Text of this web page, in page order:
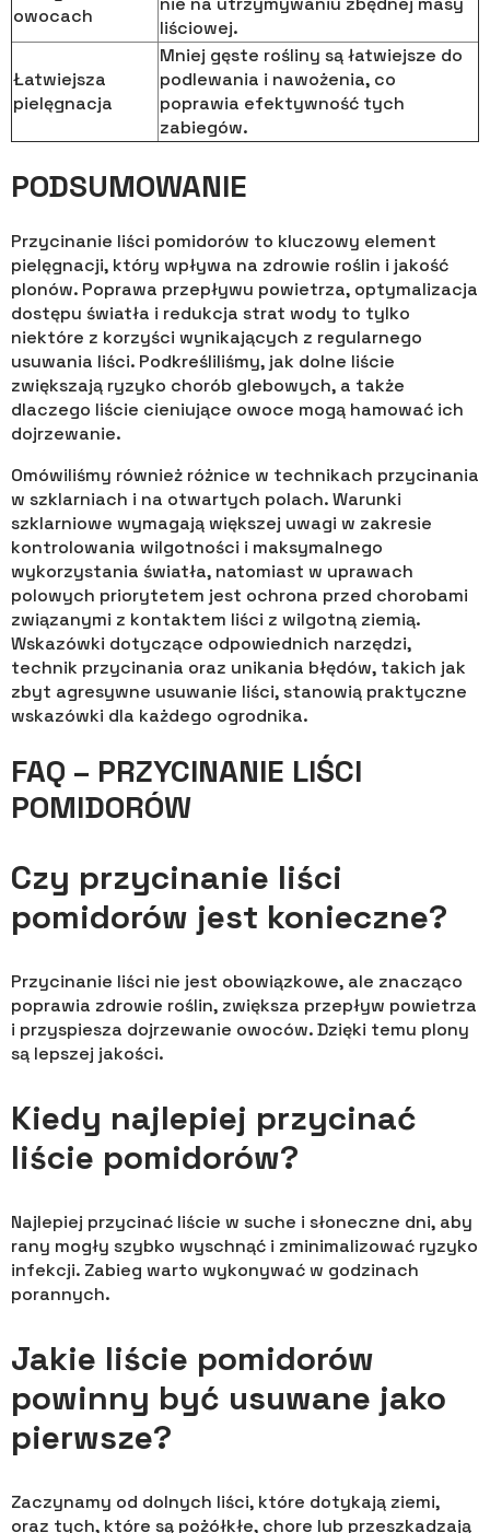
owocach
liściowej.
Łatwiejsza
pielęgnacja
Mniej gęste rośliny są łatwiejsze do
podlewania i nawożenia, co
poprawia efektywność tych
zabiegów.
PODSUMOWANIE
Przycinanie liści pomidorów to kluczowy element
pielęgnacji, który wpływa na zdrowie roślin i jakość
plonów. Poprawa przepływu powietrza, optymalizacja
dostępu światła i redukcja strat wody to tylko
niektóre z korzyści wynikających z regularnego
usuwania liści. Podkreśliliśmy, jak dolne liście
zwiększają ryzyko chorób glebowych, a także
dlaczego liście cieniujące owoce mogą hamować ich
dojrzewanie.
Omówiliśmy również różnice w technikach przycinania
w szklarniach i na otwartych polach. Warunki
szklarniowe wymagają większej uwagi w zakresie
kontrolowania wilgotności i maksymalnego
wykorzystania światła, natomiast w uprawach
polowych priorytetem jest ochrona przed chorobami
związanymi z kontaktem liści z wilgotną ziemią.
Wskazówki dotyczące odpowiednich narzędzi,
technik przycinania oraz unikania błędów, takich jak
zbyt agresywne usuwanie liści, stanowią praktyczne
wskazówki dla każdego ogrodnika.
FAQ – PRZYCINANIE LIŚCI
POMIDORÓW
Czy przycinanie liści
pomidorów jest konieczne?
Przycinanie liści nie jest obowiązkowe, ale znacząco
poprawia zdrowie roślin, zwiększa przepływ powietrza
i przyspiesza dojrzewanie owoców. Dzięki temu plony
są lepszej jakości.
Kiedy najlepiej przycinać
liście pomidorów?
Najlepiej przycinać liście w suche i słoneczne dni, aby
rany mogły szybko wyschnąć i zminimalizować ryzyko
infekcji. Zabieg warto wykonywać w godzinach
porannych.
Jakie liście pomidorów
powinny być usuwane jako
pierwsze?
Zaczynamy od dolnych liści, które dotykają ziemi,
oraz tych, które są pożółkłe, chore lub przeszkadzają